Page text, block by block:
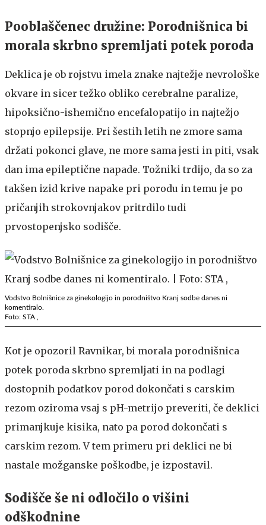
Pooblaščenec družine: Porodnišnica bi
morala skrbno spremljati potek poroda
Deklica je ob rojstvu imela znake najtežje nevrološke
okvare in sicer težko obliko cerebralne paralize,
hipoksično-ishemično encefalopatijo in najtežjo
stopnjo epilepsije. Pri šestih letih ne zmore sama
držati pokonci glave, ne more sama jesti in piti, vsak
dan ima epileptične napade. Tožniki trdijo, da so za
takšen izid krive napake pri porodu in temu je po
pričanjih strokovnjakov pritrdilo tudi
prvostopenjsko sodišče.
Vodstvo Bolnišnice za ginekologijo in porodništvo Kranj sodbe danes ni
komentiralo.
Foto: STA ,
Kot je opozoril Ravnikar, bi morala porodnišnica
potek poroda skrbno spremljati in na podlagi
dostopnih podatkov porod dokončati s carskim
rezom oziroma vsaj s pH-metrijo preveriti, če deklici
primanjkuje kisika, nato pa porod dokončati s
carskim rezom. V tem primeru pri deklici ne bi
nastale možganske poškodbe, je izpostavil.
Sodišče še ni odločilo o višini
odškodnine